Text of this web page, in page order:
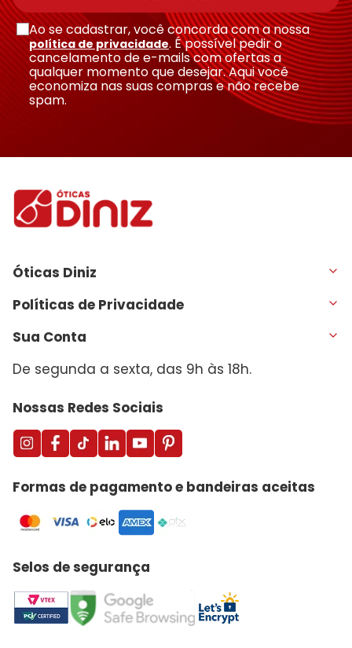
Enviar avaliação
Ao se cadastrar, você concorda com a nossa
política de privacidade. É possível pedir o
cancelamento de e-mails com ofertas a
qualquer momento que desejar. Aqui você
economiza nas suas compras e não recebe
spam.
Óticas Diniz
Políticas de Privacidade
Sua Conta
De segunda a sexta, das 9h às 18h.
Nossas Redes Sociais
Formas de pagamento e bandeiras aceitas
Selos de segurança